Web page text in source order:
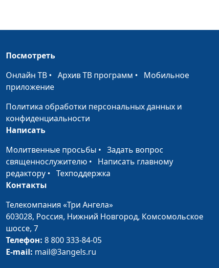
священнослужитель
Владиславович,
Случайность или Божий
промысел?
Юлия Синицына,
Смысл жизни человека
Юлия Синицына,
Зачем читать Библию?
Юлия Синицына,
Посмотреть
Онлайн ТВ • Архив ТВ программ • Мобильное
приложение
Политика обработки персональных данных и
конфиденциальности
Написать
Молитвенные просьбы • Задать вопрос
священнослужителю • Написать главному
редактору • Техподдержка
Контакты
Телекомпания «Три Ангела»
603028, Россия, Нижний Новгород, Комсомольское
шоссе, 7
Телефон: 8 800 333-84-05
E-mail: mail@3angels.ru